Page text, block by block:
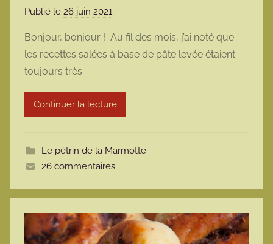
Publié le 26 juin 2021
m
r
m
t
e
Bonjour, bonjour ! Au fil des mois, j’ai noté que
les recettes salées à base de pâte levée étaient
toujours très
Continuer la lecture
Le pétrin de la Marmotte
26 commentaires